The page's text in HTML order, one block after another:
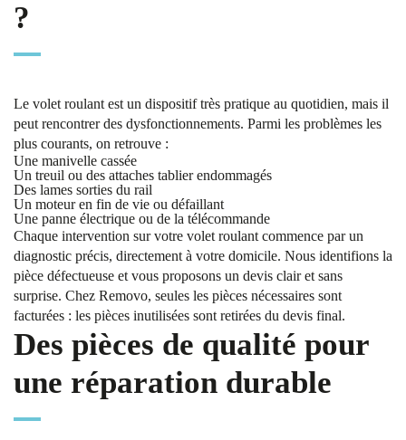
?
Le volet roulant est un dispositif très pratique au quotidien, mais il
peut rencontrer des dysfonctionnements. Parmi les problèmes les
plus courants, on retrouve :
Une manivelle cassée
Un treuil ou des attaches tablier endommagés
Des lames sorties du rail
Un moteur en fin de vie ou défaillant
Une panne électrique ou de la télécommande
Chaque intervention sur votre volet roulant commence par un
diagnostic précis, directement à votre domicile. Nous identifions la
pièce défectueuse et vous proposons un devis clair et sans
surprise. Chez Removo, seules les pièces nécessaires sont
facturées : les pièces inutilisées sont retirées du devis final.
Des pièces de qualité pour
une réparation durable